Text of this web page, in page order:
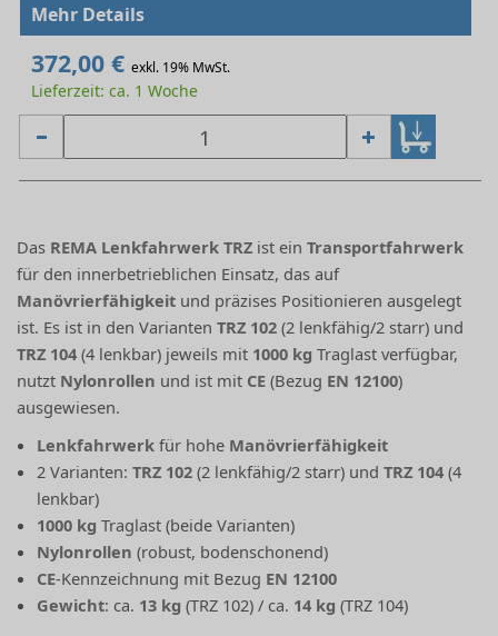
Mehr Details
372,00 € exkl. 19% MwSt.
Lieferzeit: ca. 1 Woche
Das REMA Lenkfahrwerk TRZ ist einTransportfahrwerk
für den innerbetrieblichen Einsatz, das auf
Manövrierfähigkeit und präzises Positionieren ausgelegt
ist. Es ist in den VariantenTRZ 102 (2 lenkfähig/2 starr) und
TRZ 104 (4 lenkbar) jeweils mit 1000 kg Traglast verfügbar,
nutzt Nylonrollen und ist mit CE (Bezug EN 12100)
ausgewiesen.
Lenkfahrwerk für hohe Manövrierfähigkeit
2 Varianten:TRZ 102 (2 lenkfähig/2 starr) undTRZ 104 (4
lenkbar)
1000 kg Traglast (beide Varianten)
Nylonrollen (robust, bodenschonend)
CE-Kennzeichnung mit Bezug EN 12100
Gewicht: ca. 13 kg (TRZ 102) / ca. 14 kg (TRZ 104)